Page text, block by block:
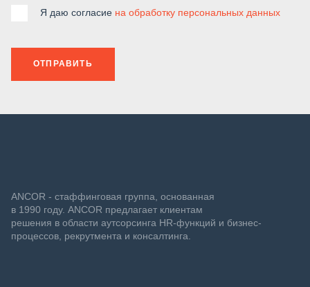
Я даю согласие на обработку персональных данных
ОТПРАВИТЬ
ANCOR - стаффинговая группа, основанная
в 1990 году. ANCOR предлагает клиентам
решения в области аутсорсинга HR-функций и бизнес-
процессов, рекрутмента и консалтинга.